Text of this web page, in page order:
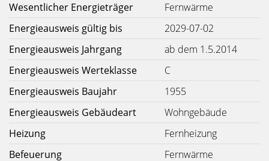
Wesentlicher Energieträger
Fernwärme
Energieausweis gültig bis
2029-07-02
Energieausweis Jahrgang
ab dem 1.5.2014
Energieausweis Werteklasse
C
Energieausweis Baujahr
1955
Energieausweis Gebäudeart
Wohngebäude
Heizung
Fernheizung
Befeuerung
Fernwärme